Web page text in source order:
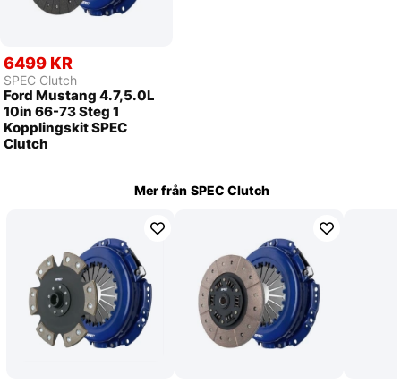
6499 KR
SPEC Clutch
Ford Mustang 4.7,5.0L
10in 66-73 Steg 1
Kopplingskit SPEC
Clutch
Mer från SPEC Clutch